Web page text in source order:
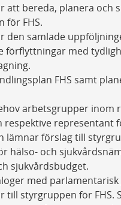
att bereda, planera och
för FHS.
den samlade
förflyttningar med
FHS samt
arbetsgrupper inom
respektive representant
lämnar förslag till
hälso- och
sjukvårdsbudget.
med parlamentarisk
till styrgruppen för FHS.